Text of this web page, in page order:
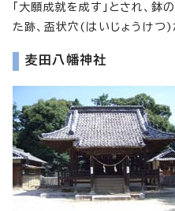
「大願成就を成す」とされ、
た跡、盃状穴(はいじょうけつ)
麦田八幡神社